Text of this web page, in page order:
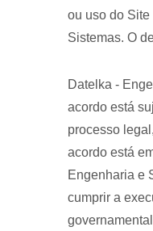
ou uso do
Sistemas. O
Datelka -
acordo está
processo
acordo está
Engenharia e
cumprir a